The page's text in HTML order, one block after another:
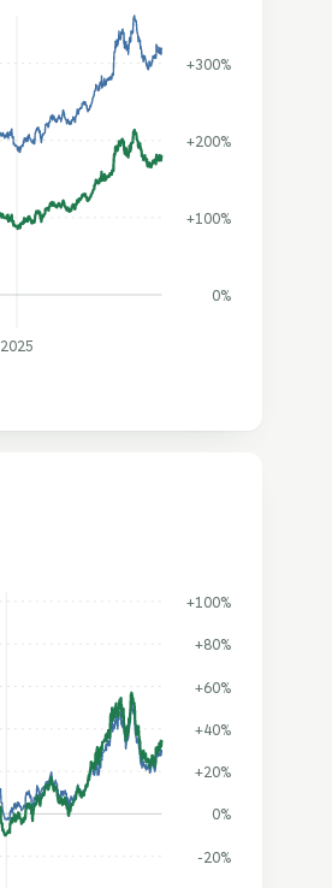
0%
+100%
+200%
+300%
2025
-20%
0%
+20%
+40%
+60%
+80%
+100%